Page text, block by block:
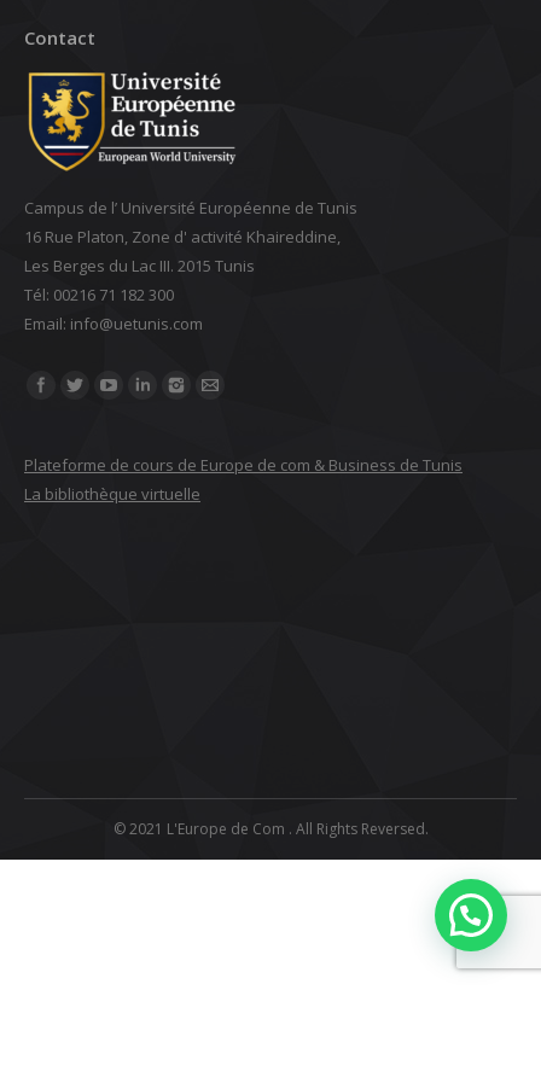
Contact
Campus de l’ Université Européenne de Tunis
16 Rue Platon, Zone d' activité Khaireddine,
Les Berges du Lac III. 2015 Tunis
Tél: 00216 71 182 300
Email: ‎info@uetunis.com
Find us on:
Plateforme de cours de Europe de com & Business de Tunis
La bibliothèque virtuelle
© 2021 L'Europe de Com . All Rights Reversed.